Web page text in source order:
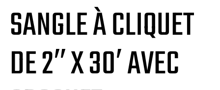
SANGLE À CLIQUET
DE 2″ X 30′ AVEC